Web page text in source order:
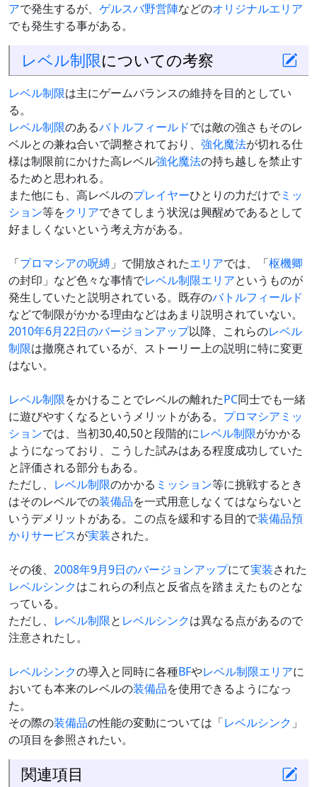
アで発生するが、 ゲルスバ野営陣などのオリジナルエリア
でも発生する事がある。
レベル制限についての考察
レベル制限は主にゲームバランスの維持を目的としてい
る。
レベル制限のあるバトルフィールドでは敵の強さもそのレ
ベルとの兼ね合いで調整されており、 強化魔法が切れる仕
様は制限前にかけた高レベル強化魔法の持ち越しを禁止す
るためと思われる。
また他にも、高レベルのプレイヤーひとりの力だけでミッ
ション等をクリアできてしまう状況は興醒めであるとして
好ましくないという考え方がある。
「プロマシアの呪縛 」で開放されたエリアでは、「枢機卿
の封印」など色々な事情でレベル制限エリアというものが
発生していたと説明されている。既存のバトルフィールド
などで制限がかかる理由などはあまり説明されていない。
2010年6月22日のバージョンアップ以降、これらのレベル
制限は撤廃されているが、ストーリー上の説明に特に変更
はない。
レベル制限をかけることでレベルの離れたPC同士でも一緒
に遊びやすくなるというメリットがある。 プロマシアミッ
ションでは、当初30,40,50と段階的にレベル制限がかかる
ようになっており、こうした試みはある程度成功していた
と評価される部分もある。
ただし、 レベル制限のかかる ミッション等に挑戦するとき
はそのレベルでの装備品を一式用意しなくてはならないと
いうデメリットがある。この点を緩和する目的で装備品預
かりサービスが実装された。
その後、 2008年9月9日のバージョンアップにて実装された
レベルシンクはこれらの利点と反省点を踏まえたものとな
っている。
ただし、 レベル制限と レベルシンクは異なる点があるので
注意されたし。
レベルシンクの導入と同時に各種BFやレベル制限エリアに
おいても本来のレベルの装備品を使用できるようになっ
た。
その際の装備品の性能の変動については「レベルシンク 」
の項目を参照されたい。
関連項目